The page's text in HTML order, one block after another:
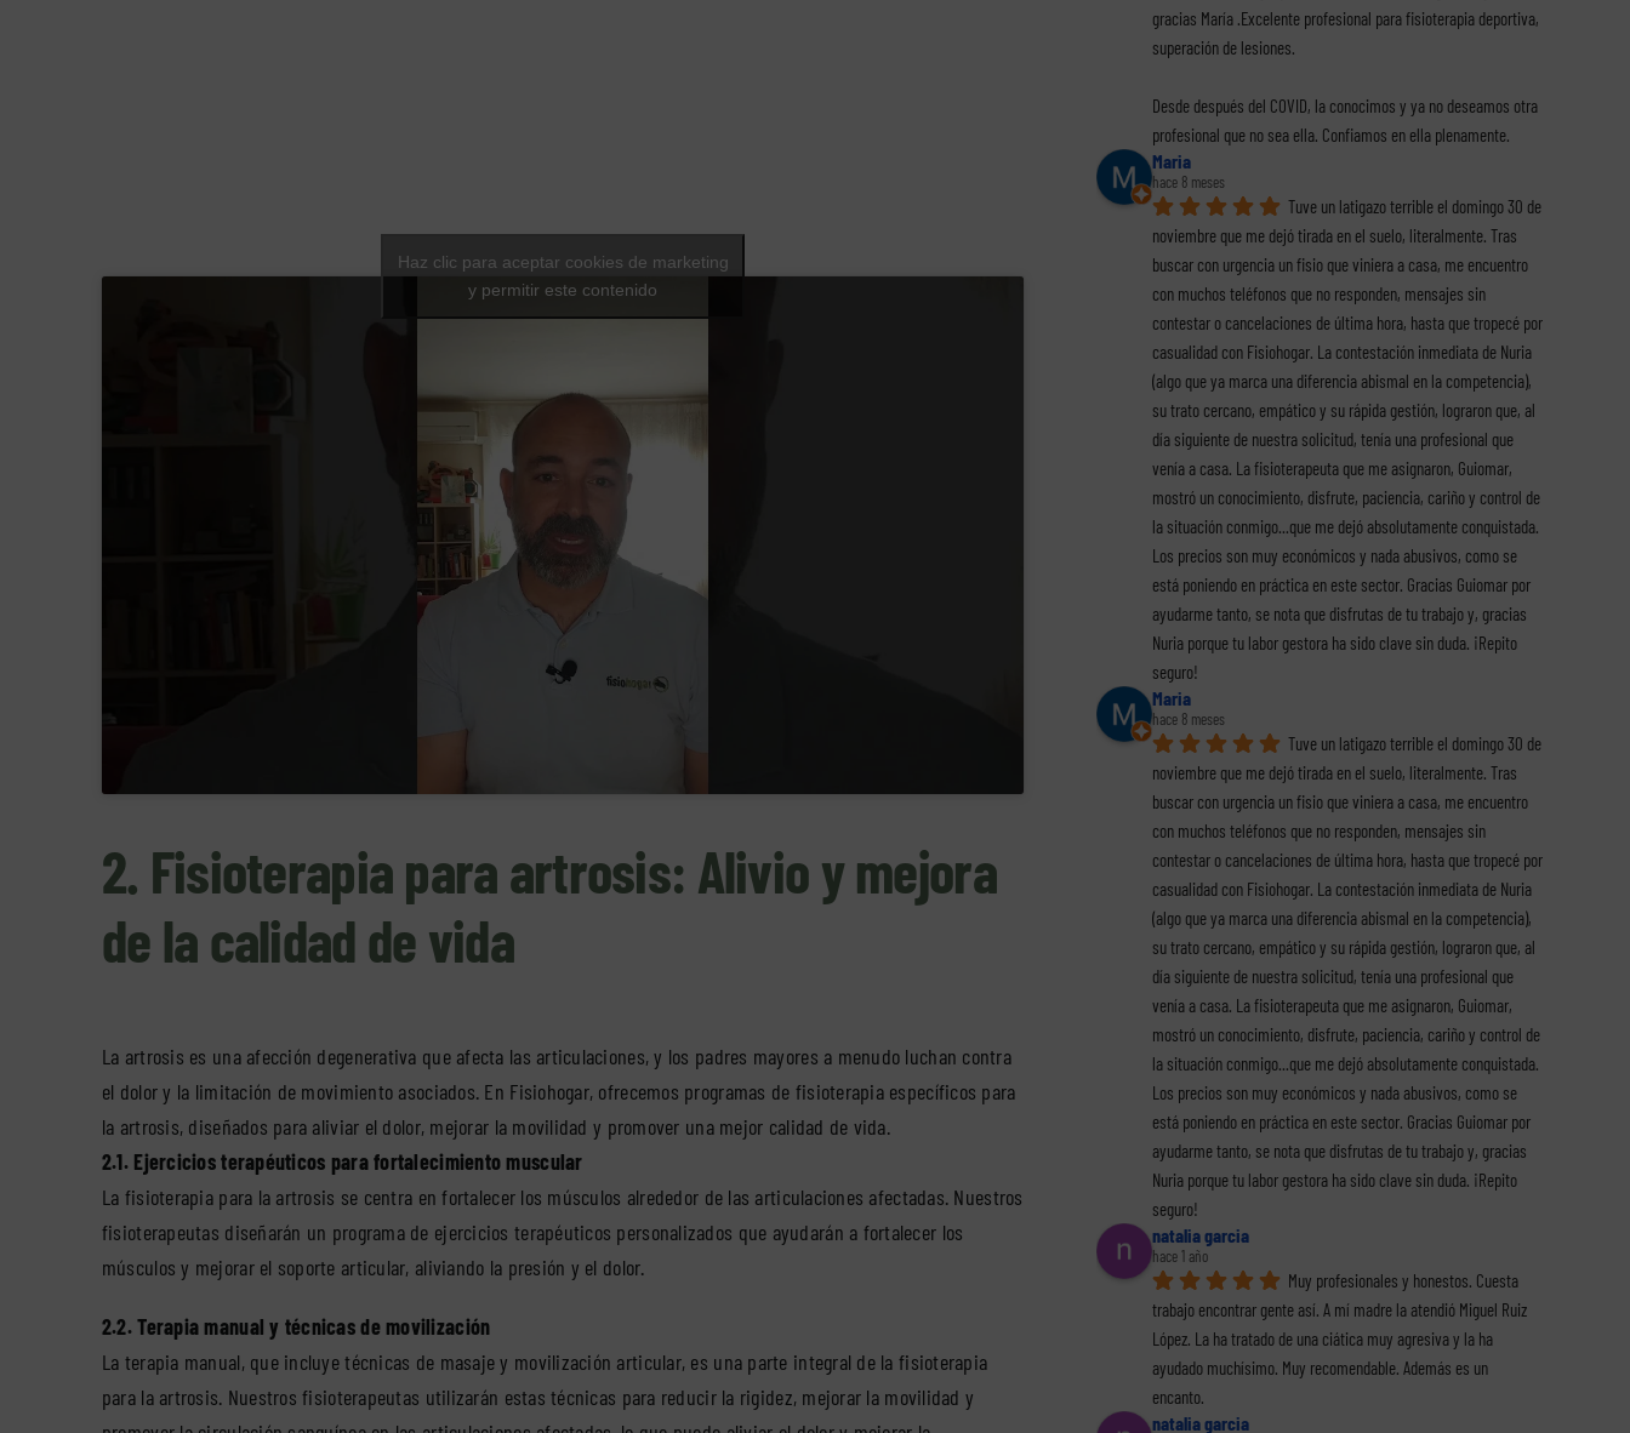
Haz clic para aceptar cookies de marketing
y permitir este contenido
2. Fisioterapia para artrosis: Alivio y mejora
de la calidad de vida
La artrosis es una afección degenerativa que afecta las articulaciones, y los padres mayores a menudo luchan contra
el dolor y la limitación de movimiento asociados. En Fisiohogar, ofrecemos programas de fisioterapia específicos para
la artrosis, diseñados para aliviar el dolor, mejorar la movilidad y promover una mejor calidad de vida.
2.1. Ejercicios terapéuticos para fortalecimiento muscular
La fisioterapia para la artrosis se centra en fortalecer los músculos alrededor de las articulaciones afectadas. Nuestros
fisioterapeutas diseñarán un programa de ejercicios terapéuticos personalizados que ayudarán a fortalecer los
músculos y mejorar el soporte articular, aliviando la presión y el dolor.
2.2. Terapia manual y técnicas de movilización
La terapia manual, que incluye técnicas de masaje y movilización articular, es una parte integral de la fisioterapia
para la artrosis. Nuestros fisioterapeutas utilizarán estas técnicas para reducir la rigidez, mejorar la movilidad y
gracias María .Excelente profesional para fisioterapia deportiva,
superación de lesiones.
Desde después del COVID, la conocimos y ya no deseamos otra
profesional que no sea ella. Confiamos en ella plenamente.
Maria
hace 8 meses
Tuve un latigazo terrible el domingo 30 de
noviembre que me dejó tirada en el suelo, literalmente. Tras
buscar con urgencia un fisio que viniera a casa, me encuentro
con muchos teléfonos que no responden, mensajes sin
contestar o cancelaciones de última hora, hasta que tropecé por
casualidad con Fisiohogar. La contestación inmediata de Nuria
(algo que ya marca una diferencia abismal en la competencia),
su trato cercano, empático y su rápida gestión, lograron que, al
día siguiente de nuestra solicitud, tenía una profesional que
venía a casa. La fisioterapeuta que me asignaron, Guiomar,
mostró un conocimiento, disfrute, paciencia, cariño y control de
la situación conmigo...que me dejó absolutamente conquistada.
Los precios son muy económicos y nada abusivos, como se
está poniendo en práctica en este sector. Gracias Guiomar por
ayudarme tanto, se nota que disfrutas de tu trabajo y, gracias
Nuria porque tu labor gestora ha sido clave sin duda. ¡Repito
seguro!
Maria
hace 8 meses
Tuve un latigazo terrible el domingo 30 de
noviembre que me dejó tirada en el suelo, literalmente. Tras
buscar con urgencia un fisio que viniera a casa, me encuentro
con muchos teléfonos que no responden, mensajes sin
contestar o cancelaciones de última hora, hasta que tropecé por
casualidad con Fisiohogar. La contestación inmediata de Nuria
(algo que ya marca una diferencia abismal en la competencia),
su trato cercano, empático y su rápida gestión, lograron que, al
día siguiente de nuestra solicitud, tenía una profesional que
venía a casa. La fisioterapeuta que me asignaron, Guiomar,
mostró un conocimiento, disfrute, paciencia, cariño y control de
la situación conmigo...que me dejó absolutamente conquistada.
Los precios son muy económicos y nada abusivos, como se
está poniendo en práctica en este sector. Gracias Guiomar por
ayudarme tanto, se nota que disfrutas de tu trabajo y, gracias
Nuria porque tu labor gestora ha sido clave sin duda. ¡Repito
seguro!
natalia garcia
hace 1 año
Muy profesionales y honestos. Cuesta
trabajo encontrar gente así. A mí madre la atendió Miguel Ruiz
López. La ha tratado de una ciática muy agresiva y la ha
ayudado muchísimo. Muy recomendable. Además es un
encanto.
natalia garcia